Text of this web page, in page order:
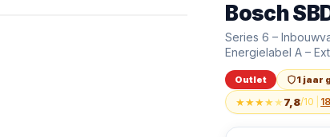
Outlet
Bosch
Bosch
Bosch
Series 6 –
Energielabel A –
Outlet 1 jaar
★★★★★7,8/10